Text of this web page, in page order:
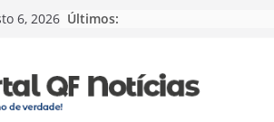
6, 2026 Últimos: